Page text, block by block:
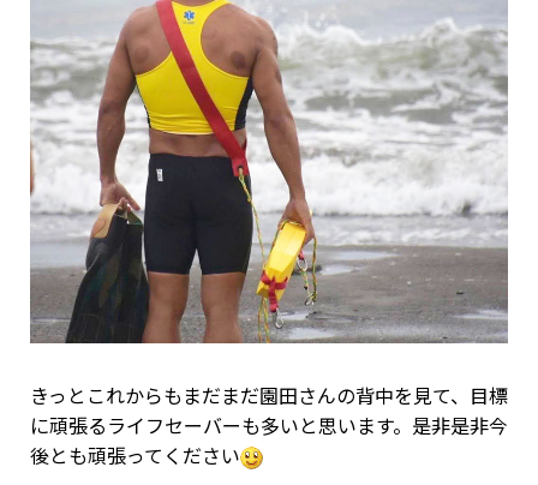
きっとこれからもまだまだ園田さんの背中を見て、目標
に頑張るライフセーバーも多いと思います。是非是非今
後とも頑張ってください